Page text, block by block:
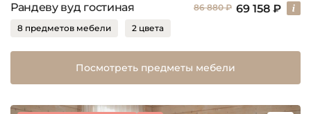
Рандеву вуд гостиная 86 880 ₽ 69 158 ₽
8 предметов мебели 2 цвета
Посмотреть предметы мебели